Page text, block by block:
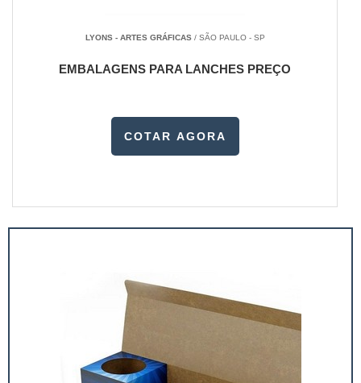
LYONS - ARTES GRÁFICAS/ SÃO PAULO - SP
EMBALAGENS PARA LANCHES PREÇO
COTAR AGORA